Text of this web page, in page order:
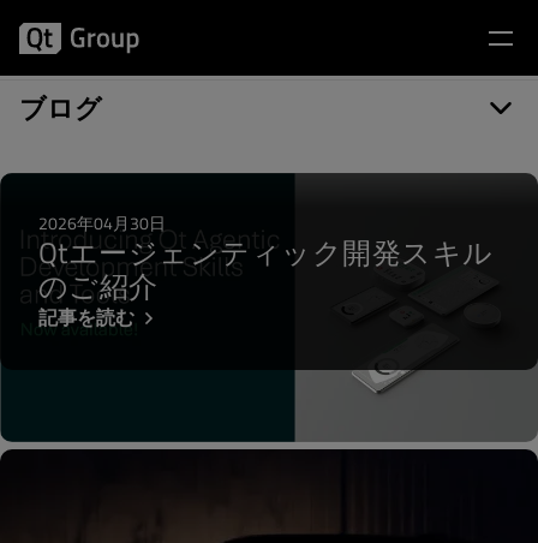
ブログ
記事カテゴリー: Android Automotive
2026年04月30日
Qtエージェンティック開発スキル
のご紹介
記事を読む